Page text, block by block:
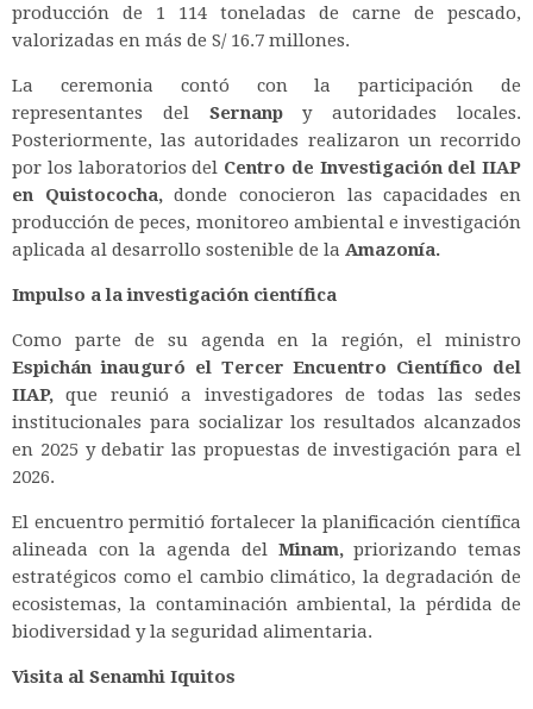
producción de 1 114 toneladas de carne de pescado,
valorizadas en más de S/ 16.7 millones.
La ceremonia contó con la participación de
representantes del Sernanpy autoridades locales.
Posteriormente, las autoridades realizaron un recorrido
por los laboratorios del Centro de Investigación del IIAP
en Quistococha,donde conocieron las capacidades en
producción de peces, monitoreo ambiental e investigación
aplicada al desarrollo sostenible de la Amazonía.
Impulso a la investigación científica
Como parte de su agenda en la región, el ministro
Espichán inauguró el Tercer Encuentro Científico del
IIAP,que reunió a investigadores de todas las sedes
institucionales para socializar los resultados alcanzados
en 2025 y debatir las propuestas de investigación para el
2026.
El encuentro permitió fortalecer la planificación científica
alineada con la agenda del Minam,priorizando temas
estratégicos como el cambio climático, la degradación de
ecosistemas, la contaminación ambiental, la pérdida de
biodiversidad y la seguridad alimentaria.
Visita al Senamhi Iquitos